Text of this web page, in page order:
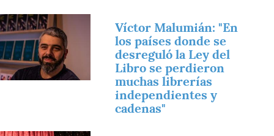
Víctor Malumián: "En
los países donde se
desreguló la Ley del
Libro se perdieron
muchas librerías
independientes y
cadenas"